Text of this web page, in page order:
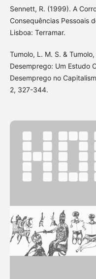
Sennett, R. (1999). A
Consequências Pessoais
Lisboa: Terramar.
Tumolo, L. M. S. &
Desemprego: Um Estudo
Desemprego no
2, 327-344.